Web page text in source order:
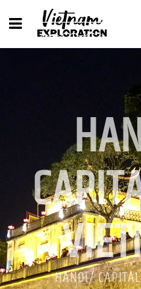
HANOI/